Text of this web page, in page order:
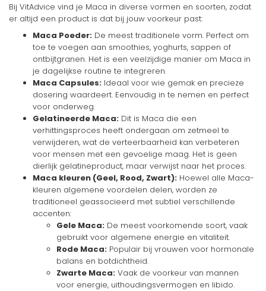
Bij VitAdvice vind je Maca in diverse vormen en soorten, zodat
er altijd een product is dat bij jouw voorkeur past:
Maca Poeder: De meest traditionele vorm. Perfect om
toe te voegen aan smoothies, yoghurts, sappen of
ontbijtgranen. Het is een veelzijdige manier om Maca in
je dagelijkse routine te integreren.
Maca Capsules: Ideaal voor wie gemak en precieze
dosering waardeert. Eenvoudig in te nemen en perfect
voor onderweg.
Gelatineerde Maca: Dit is Maca die een
verhittingsproces heeft ondergaan om zetmeel te
verwijderen, wat de verteerbaarheid kan verbeteren
voor mensen met een gevoelige maag. Het is geen
dierlijk gelatineproduct, maar verwijst naar het proces.
Maca kleuren (Geel, Rood, Zwart): Hoewel alle Maca-
kleuren algemene voordelen delen, worden ze
traditioneel geassocieerd met subtiel verschillende
accenten:
Gele Maca: De meest voorkomende soort, vaak
gebruikt voor algemene energie en vitaliteit.
Rode Maca: Populair bij vrouwen voor hormonale
balans en botdichtheid.
Zwarte Maca: Vaak de voorkeur van mannen
voor energie, uithoudingsvermogen en libido.